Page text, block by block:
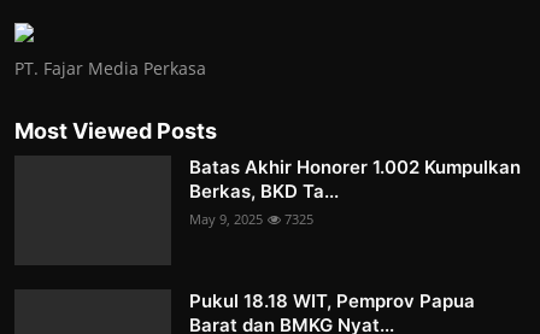
PT. Fajar Media Perkasa
Most Viewed Posts
Batas Akhir Honorer 1.002 Kumpulkan
Berkas, BKD Ta...
May 9, 2025 7325
Pukul 18.18 WIT, Pemprov Papua
Barat dan BMKG Nyat...